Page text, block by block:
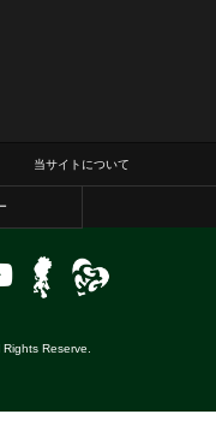
当サイトについて
Reserve.